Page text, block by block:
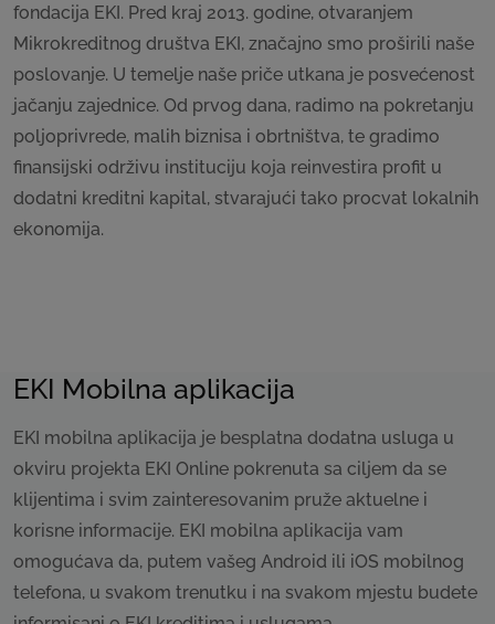
fondacija EKI. Pred kraj 2013. godine, otvaranjem
Mikrokreditnog društva EKI, značajno smo proširili naše
poslovanje. U temelje naše priče utkana je posvećenost
jačanju zajednice. Od prvog dana, radimo na pokretanju
poljoprivrede, malih biznisa i obrtništva, te gradimo
finansijski održivu instituciju koja reinvestira profit u
dodatni kreditni kapital, stvarajući tako procvat lokalnih
ekonomija.
EKI Mobilna aplikacija
EKI mobilna aplikacija je besplatna dodatna usluga u
okviru projekta EKI Online pokrenuta sa ciljem da se
klijentima i svim zainteresovanim pruže aktuelne i
korisne informacije. EKI mobilna aplikacija vam
omogućava da, putem vašeg Android ili iOS mobilnog
telefona, u svakom trenutku i na svakom mjestu budete